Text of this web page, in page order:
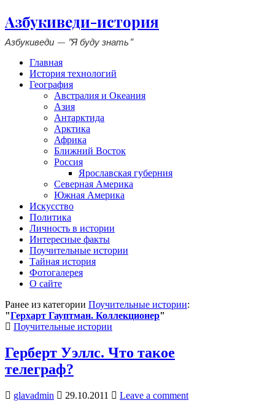
Азбукиведи-история
Азбукиведи — "Я буду знать"
Главная
История технологий
География
Австралия и Океания
Азия
Антарктида
Арктика
Африка
Ближний Восток
Россия
Ярославская губерния
Северная Америка
Южная Америка
Искусство
Политика
Личность в истории
Интересные факты
Поучительные истории
Тайная история
Фотогалерея
О сайте
Ранее из категории Поучительные истории:
"Герхарт Гауптман. Коллекционер"
Posted
Поучительные истории
Герберт Уэллс. Что такое
телеграф?
glavadmin 29.10.2011 Leave a comment